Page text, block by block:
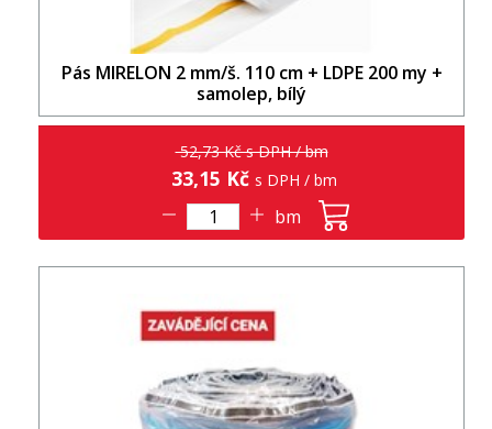
Pás MIRELON 2 mm/š. 110 cm + LDPE 200 my +
samolep, bílý
52,73 Kč s DPH / bm
33,15 Kč s DPH / bm
bm